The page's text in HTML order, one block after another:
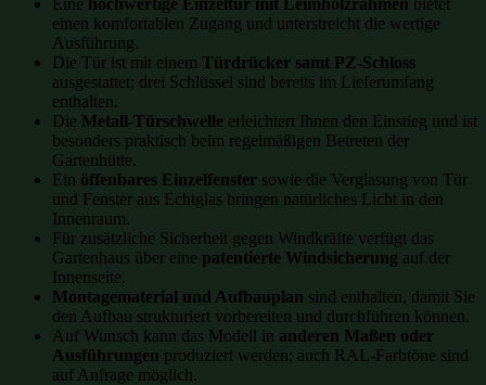
Eine hochwertige Einzeltür mit Leimholzrahmen bietet
einen komfortablen Zugang und unterstreicht die wertige
Ausführung.
Die Tür ist mit einem Türdrücker samt PZ-Schloss
ausgestattet; drei Schlüssel sind bereits im Lieferumfang
enthalten.
Die Metall-Türschwelle erleichtert Ihnen den Einstieg und ist
besonders praktisch beim regelmäßigen Betreten der
Gartenhütte.
Ein öffenbares Einzelfenster sowie die Verglasung von Tür
und Fenster aus Echtglas bringen natürliches Licht in den
Innenraum.
Für zusätzliche Sicherheit gegen Windkräfte verfügt das
Gartenhaus über eine patentierte Windsicherung auf der
Innenseite.
Montagematerial und Aufbauplan sind enthalten, damit Sie
den Aufbau strukturiert vorbereiten und durchführen können.
Auf Wunsch kann das Modell in anderen Maßen oder
Ausführungen produziert werden; auch RAL-Farbtöne sind
auf Anfrage möglich.